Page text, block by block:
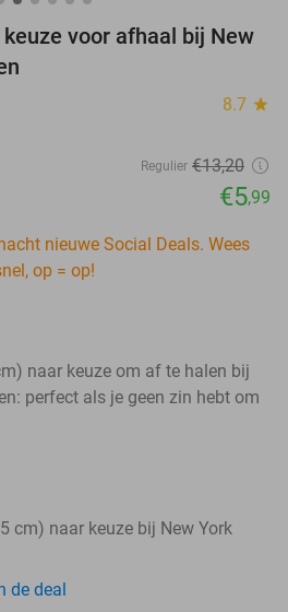
voor afhaal bij New
8.7 star
Regulier €13,20
€5,99
nieuwe Social Deals. Wees
op = op!
naar keuze om af te halen bij
perfect als je geen zin hebt om
cm) naar keuze bij New York
de deal